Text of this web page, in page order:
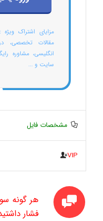
مزایای اشتراک
مقالات تخصصی،
انگلیسی، مشاوره
سایت و ...
مشخصات فایل
VIP
هر گونه
فشار